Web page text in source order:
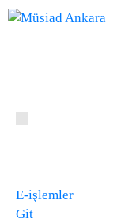
E-işlemler
Git